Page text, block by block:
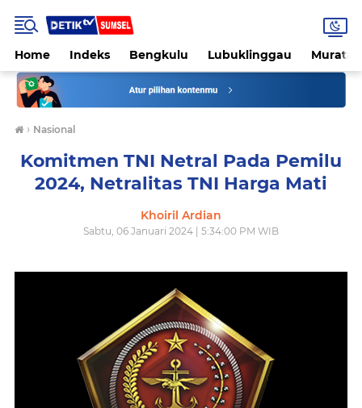
Home Indeks Bengkulu Lubuklinggau
› Nasional
Komitmen TNI Netral Pada Pemilu
2024, Netralitas TNI Harga Mati
Khoiril Ardian
Sabtu, 06 Januari 2024 | 5:34:00 PM WIB